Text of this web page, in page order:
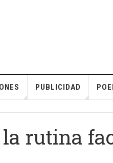
PUBLICIDAD
rutina